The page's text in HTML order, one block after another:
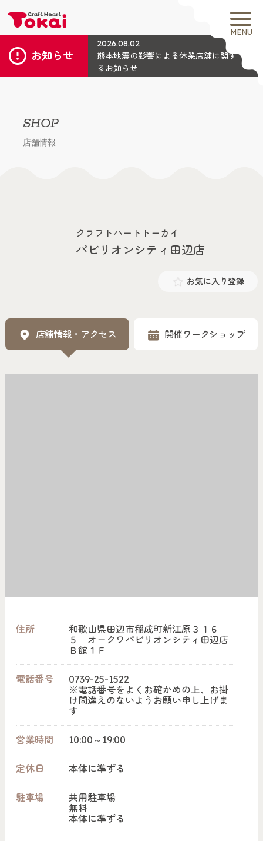
MENU
お知らせ
2026.08.02
熊本地震の影響による休業店舗に関す
るお知らせ
SHOP
店舗情報
クラフトハートトーカイ
パビリオンシティ田辺店
お気に入り登録
店舗情報・アクセス 開催ワークショップ
住所
和歌山県田辺市稲成町新江原３１６
５ オークワパビリオンシティ田辺店
Ｂ館１Ｆ
電話番号
0739-25-1522
※電話番号をよくお確かめの上、お掛
け間違えのないようお願い申し上げま
す
営業時間 10:00～19:00
定休日 本体に準ずる
駐車場
共用駐車場
無料
本体に準ずる